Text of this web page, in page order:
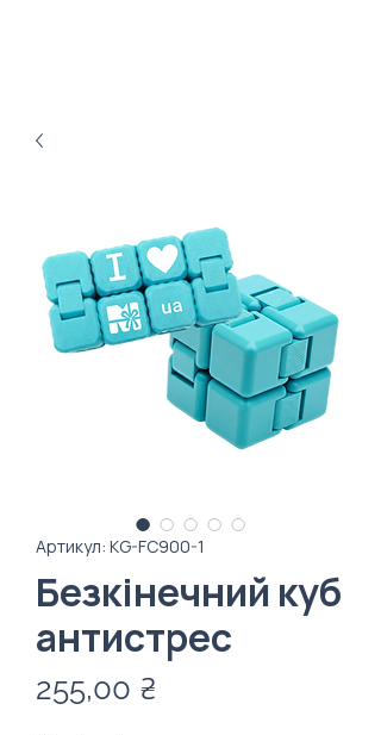
Артикул: KG-FC900-1
Безкінечний куб
антистрес
255,00 ₴